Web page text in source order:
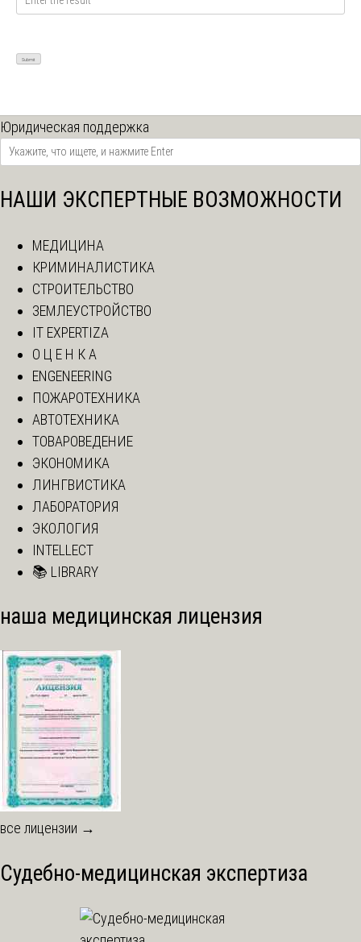
Юридическая поддержка
НАШИ ЭКСПЕРТНЫЕ ВОЗМОЖНОСТИ
МЕДИЦИНА
КРИМИНАЛИСТИКА
СТРОИТЕЛЬСТВО
ЗЕМЛЕУСТРОЙСТВО
IT EXPERTIZA
О Ц Е Н К А
ENGENEERING
ПОЖАРОТЕХНИКА
АВТОТЕХНИКА
ТОВАРОВЕДЕНИЕ
ЭКОНОМИКА
ЛИНГВИСТИКА
ЛАБОРАТОРИЯ
ЭКОЛОГИЯ
INTELLECT
📚 LIBRARY
наша медицинская лицензия
все лицензии →
Судебно-медицинская экспертиза